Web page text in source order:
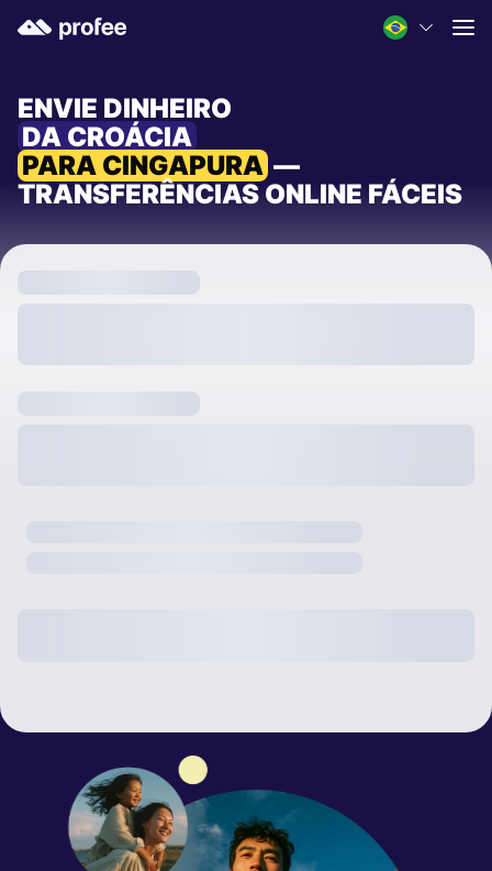
ENVIE DINHEIRO
DA CROÁCIA
PARA CINGAPURA —
TRANSFERÊNCIAS ONLINE FÁCEIS